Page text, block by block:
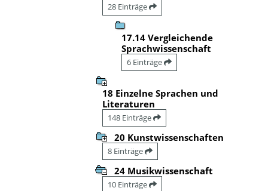
28 Einträge
17.14 Vergleichende
Sprachwissenschaft
6 Einträge
18 Einzelne Sprachen und
Literaturen
148 Einträge
20 Kunstwissenschaften
8 Einträge
24 Musikwissenschaft
10 Einträge